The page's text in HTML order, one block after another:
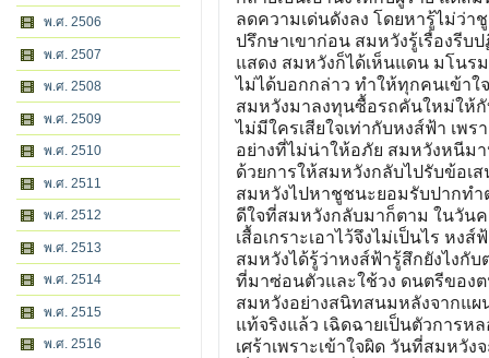
พ.ศ. 2506
พ.ศ. 2507
พ.ศ. 2508
พ.ศ. 2509
พ.ศ. 2510
พ.ศ. 2511
พ.ศ. 2512
พ.ศ. 2513
พ.ศ. 2514
พ.ศ. 2515
พ.ศ. 2516
ลดความเด่นดังลง โดยหารู้ไม่ว่
ปรึกษาเขาก่อน สมหวังรู้เรื่องรี
แสดง สมหวังก็ได้เห็นแดน มโนร
ไม่ได้บอกกล่าว ทำให้ทุกคนเข้าใ
สมหวังมาลงทุนซื้อรถคันใหม่ให้กั
ไม่มีใครเสียใจเท่ากับหงส์ฟ้า เพ
อย่างที่ไม่น่าให้อภัย สมหวังหนีม
ด้วยการให้สมหวังกลับไปรับข้อเ
สมหวังไปหาชูชนะยอมรับปากทำ
ดีใจที่สมหวังกลับมาก็ตาม ในวัน
เสื้อเกราะเอาไว้จึงไม่เป็นไร ห
สมหวังได้รู้ว่าหงส์ฟ้ารู้สึกยังไงกั
ที่มาซ่อนตัวและใช้วง ดนตรีของต
สมหวังอย่างสนิทสนมหลังจากแผ
แท้จริงแล้ว เฉิดฉายเป็นตัวการ
เศร้าเพราะเข้าใจผิด วันที่สมหวั